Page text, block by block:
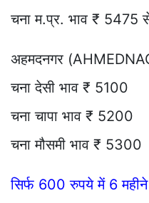
चना म.प्र. भाव ₹ 5475
अहमदनगर
चना देसी भाव ₹ 5100
चना चापा भाव ₹ 5200
चना मौसमी भाव ₹ 5300
सिर्फ 600 रुपये में 6